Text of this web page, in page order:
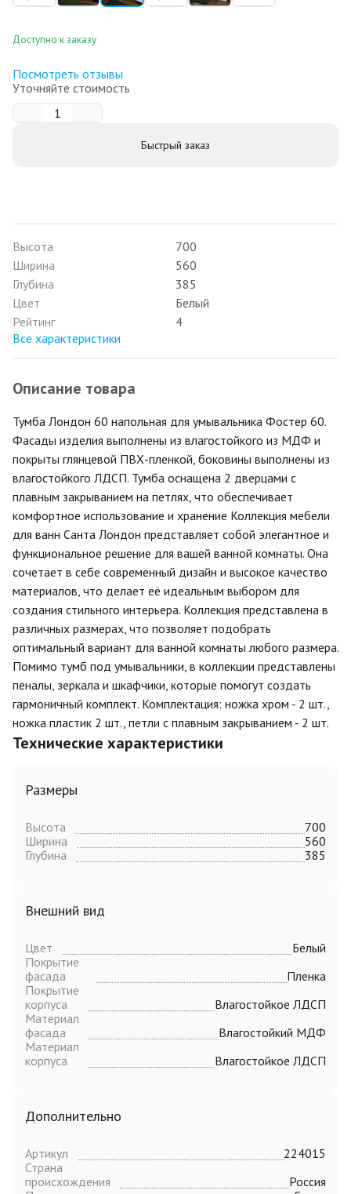
Доступно к заказу
Посмотреть отзывы
Уточняйте стоимость
Быстрый заказ
Высота
700
Ширина
560
Глубина
385
Цвет
Белый
Рейтинг
4
Все характеристики
Технические характеристики
Размеры
Высота
700
Ширина
560
Глубина
385
Внешний вид
Цвет
Белый
Покрытие
фасада
Пленка
Покрытие
корпуса
Влагостойкое ЛДСП
Материал
фасада
Влагостойкий МДФ
Материал
корпуса
Влагостойкое ЛДСП
Дополнительно
Артикул
224015
Страна
происхождения
Россия
Описание товара
Тумба Лондон 60 напольная для умывальника Фостер 60.
Фасады изделия выполнены из влагостойкого из МДФ и
покрыты глянцевой ПВХ-пленкой, боковины выполнены из
влагостойкого ЛДСП. Тумба оснащена 2 дверцами с
плавным закрыванием на петлях, что обеспечивает
комфортное использование и хранение Коллекция мебели
для ванн Санта Лондон представляет собой элегантное и
функциональное решение для вашей ванной комнаты. Она
сочетает в себе современный дизайн и высокое качество
материалов, что делает её идеальным выбором для
создания стильного интерьера. Коллекция представлена в
различных размерах, что позволяет подобрать
оптимальный вариант для ванной комнаты любого размера.
Помимо тумб под умывальники, в коллекции представлены
пеналы, зеркала и шкафчики, которые помогут создать
гармоничный комплект. Комплектация: ножка хром - 2 шт.,
ножка пластик 2 шт., петли с плавным закрыванием - 2 шт.